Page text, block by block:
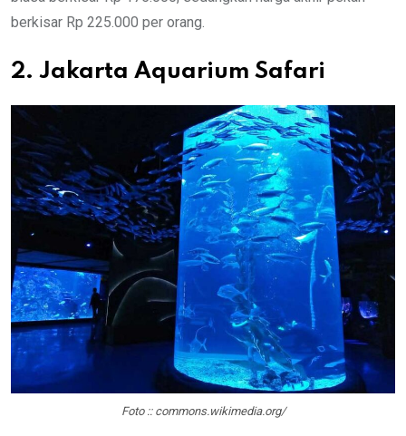
berkisar Rp 225.000 per orang.
2. Jakarta Aquarium Safari
Foto :: commons.wikimedia.org/